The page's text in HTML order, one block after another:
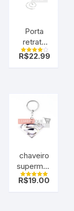
Porta
retrato
coração
Avaliação
R$22.99
chaveiro
superman
cromado
Avaliação
R$19.00